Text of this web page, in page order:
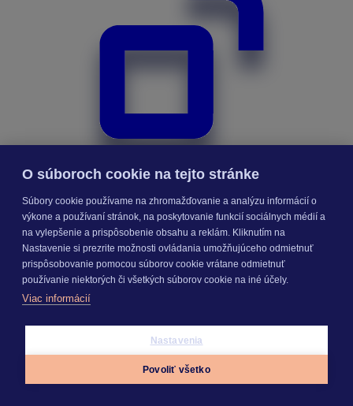
Znalecký denník a vyúčtovanie
O súboroch cookie na tejto stránke
Súbory cookie používame na zhromažďovanie a analýzu informácií o
výkone a používaní stránok, na poskytovanie funkcií sociálnych médií a
na vylepšenie a prispôsobenie obsahu a reklám. Kliknutím na
Nastavenie si prezrite možnosti ovládania umožňujúceho odmietnuť
prispôsobovanie pomocou súborov cookie vrátane odmietnuť
používanie niektorých či všetkých súborov cookie na iné účely.
Viac informácií
Nastavenia
Povoliť všetko